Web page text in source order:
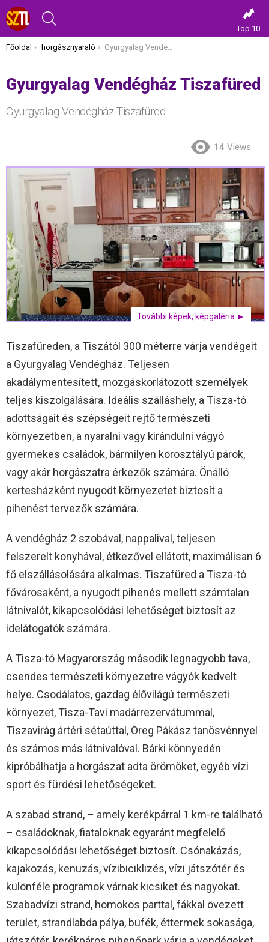
Top 10
Itt vagy most:
Főoldal horgásznyaraló Gyurgyalag Vendégház Tiszafüred
Gyurgyalag Vendégház Tiszafüred
Gyurgyalag Vendégház Tiszafüred
14 Views
További képek, képgaléria ►
Tiszafüreden, a Tiszától 300 méterre várja vendégeit
a Gyurgyalag Vendégház. Teljesen
akadálymentesített, mozgáskorlátozott személyek
teljes kiszolgálására. Ideális szálláshely, a Tisza-tó
adottságait és szépségeit rejtő természeti
környezetben, a nyaralni vagy kirándulni vágyó
gyermekes családok, bármilyen korosztályú párok,
vagy akár horgászatra érkezők számára. Önálló
kertesházként nyugodt környezetet biztosít a
pihenést tervezők számára.
A vendégház 2 szobával, nappalival, teljesen
felszerelt konyhával, étkezővel ellátott, maximálisan 6
fő elszállásolására alkalmas. Tiszafüred a Tisza-tó
fővárosaként, a nyugodt pihenés mellett számtalan
látnivalót, kikapcsolódási lehetőséget biztosít az
idelátogatók számára.
A Tisza-tó Magyarország második legnagyobb tava,
csendes természeti környezetre vágyók kedvelt
helye. Csodálatos, gazdag élővilágú természeti
környezet, Tisza-Tavi madárrezervátummal,
Tiszavirág ártéri sétaúttal, Öreg Pákász tanösvénnyel
és számos más látnivalóval. Bárki könnyedén
kipróbálhatja a horgászat adta örömöket, egyéb vízi
sport és fürdési lehetőségeket.
A szabad strand, – amely kerékpárral 1 km-re található
– családoknak, fiataloknak egyaránt megfelelő
kikapcsolódási lehetőséget biztosít. Csónakázás,
kajakozás, kenuzás, vízibiciklizés, vízi játszótér és
különféle programok várnak kicsiket és nagyokat.
Szabadvízi strand, homokos parttal, fákkal övezett
terület, strandlabda pálya, büfék, éttermek sokasága,